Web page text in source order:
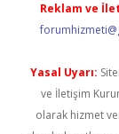
Reklam ve
Yasal Uyarı:
ve İletişim
olarak hizmet